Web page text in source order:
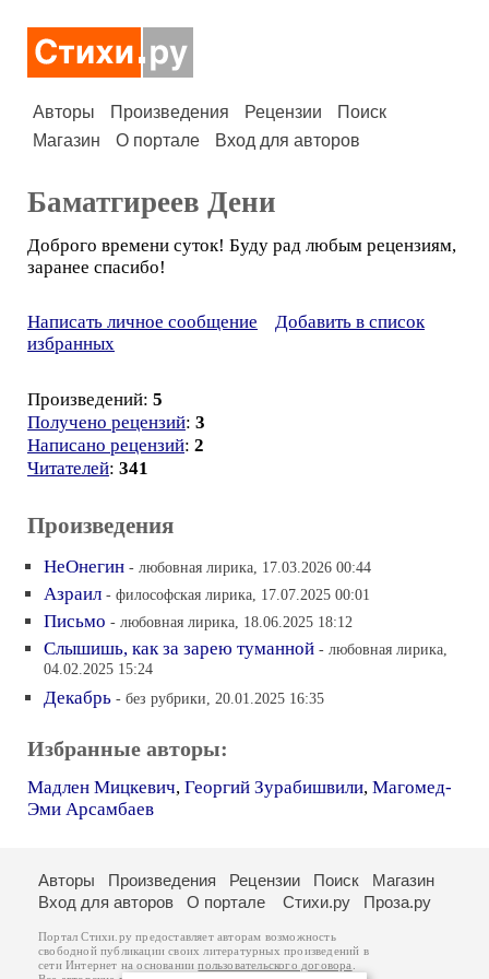
Авторы Произведения Рецензии
Поиск
Магазин
О портале Вход для авторов
Баматгиреев Дени
Доброго времени суток! Буду рад любым рецензиям,
заранее спасибо!
Написать личное сообщение
Добавить в список
избранных
Произведений: 5
Получено рецензий: 3
Написано рецензий: 2
Читателей: 341
Произведения
НеОнегин - любовная лирика, 17.03.2026 00:44
Азраил - философская лирика, 17.07.2025 00:01
Письмо - любовная лирика, 18.06.2025 18:12
Слышишь, как за зарею туманной - любовная лирика,
04.02.2025 15:24
Декабрь - без рубрики, 20.01.2025 16:35
Избранные авторы:
Мадлен Мицкевич, Георгий Зурабишвили, Магомед-
Эми Арсамбаев
Авторы Произведения Рецензии Поиск
Магазин
Вход для авторов
О портале Стихи.ру Проза.ру
Портал Стихи.ру предоставляет авторам возможность
свободной публикации своих литературных произведений в
сети Интернет на основаниипользовательского договора